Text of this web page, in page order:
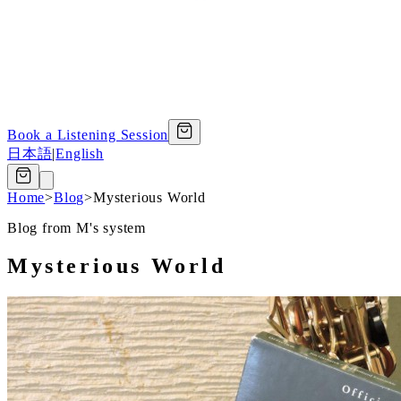
Book a Listening Session
日本語|English
Home>Blog>Mysterious World
Blog from M's system
Mysterious World